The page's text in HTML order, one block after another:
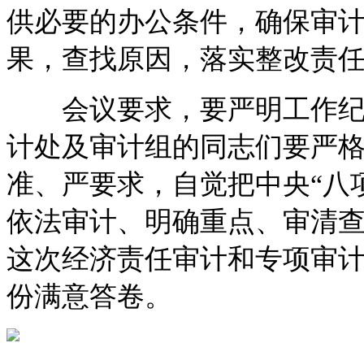
供必要的办公条件，确保审
果，查找原因，落实整改责
会议要求，要严明工作纪
计处及审计组的同志们要严
准、严要求，自觉把中央“
依法审计、明确重点、审清
这次经济责任审计和专项审
份满意答卷。